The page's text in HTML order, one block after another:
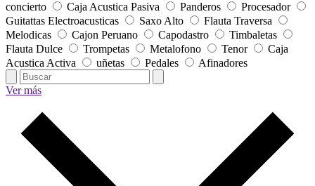
concierto
Caja Acustica Pasiva Panderos
Procesador
Guitattas Electroacusticas
Saxo Alto
Flauta Traversa
Melodicas
Cajon Peruano Capodastro
Timbaletas
Flauta Dulce
Trompetas Metalofono Tenor
Caja
Acustica Activa
uñetas Pedales Afinadores
Ver más